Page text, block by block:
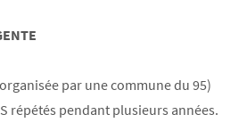
par une commune du 95)
répétés pendant plusieurs années.